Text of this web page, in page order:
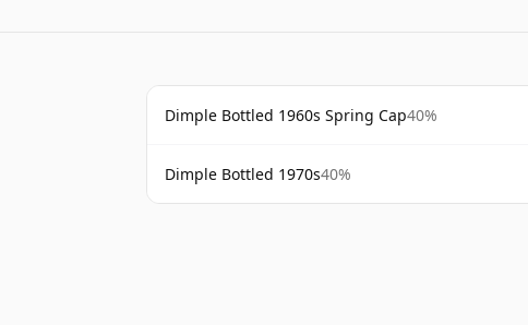
Dimple Bottled 1960s Spring Cap40%
Dimple Bottled 1970s40%